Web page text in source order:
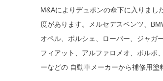
M&Aによりデュポンの傘下に入りまし
度があります。メルセデスベンツ、
オペル、ポルシェ、ローバー、ジャガ
フィアット、アルファロメオ、ボルボ
ーなどの 自動車メーカーから補修用塗